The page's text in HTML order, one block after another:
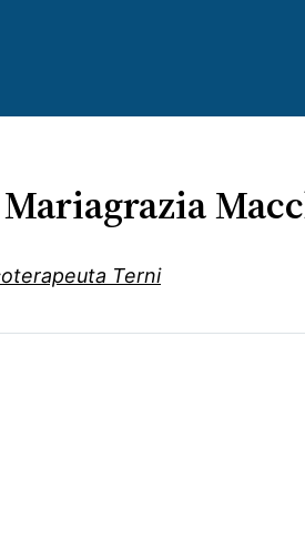
Mariagrazia
Terni